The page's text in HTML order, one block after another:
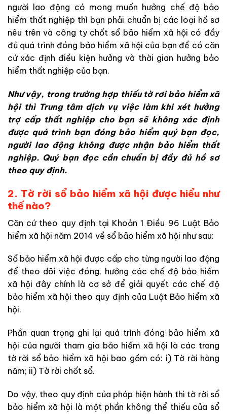
người lao động có mong muốn hưởng chế độ bảo
hiểm thất nghiệp thì bạn phải chuẩn bị các loại hồ sơ
nêu trên và công ty chốt sổ bảo hiểm xã hội có đầy
đủ quá trình đóng bảo hiểm xã hội của bạn để có căn
cứ xác định điều kiện hưởng và thời gian hưởng bảo
hiểm thất nghiệp của bạn.
Như vậy, trong trường hợp thiếu tờ rơi bảo hiểm xã
hội thì Trung tâm dịch vụ việc làm khi xét hưởng
trợ cấp thất nghiệp cho bạn sẽ không xác định
được quá trình bạn đóng bảo hiểm quý bạn đọc,
người lao động không được nhận bảo hiểm thất
nghiệp. Quý bạn đọc cần chuẩn bị đầy đủ hồ sơ
theo quy định.
2. Tờ rời sổ bảo hiểm xã hội được hiểu như
thế nào?
Căn cứ theo quy định tại Khoản 1 Điều 96 Luật Bảo
hiểm xã hội năm 2014 về sổ bảo hiểm xã hội như sau:
Sổ bảo hiểm xã hội được cấp cho từng người lao động
để theo dõi việc đóng, hưởng các chế độ bảo hiểm
xã hội đây chính là cơ sở để giải quyết các chế độ
bảo hiểm xã hội theo quy định của Luật Bảo hiểm xã
hội.
Phần quan trọng ghi lại quá trình đóng bảo hiểm xã
hội của người tham gia bảo hiểm xã hội là các trang
tờ rời sổ bảo hiểm xã hội bao gồm có: i) Tờ rời hàng
năm; ii) Tờ rời chốt sổ.
Do vậy, theo quy định của pháp hiện hành thì tờ rời sổ
bảo hiểm xã hội là một phần không thể thiếu của sổ